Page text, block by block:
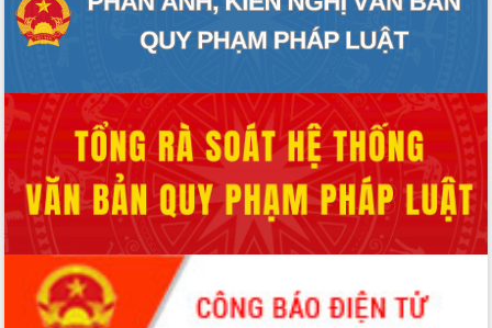
Họp báo thông tin về Hội nghị Công bố
Quy hoạch và Xúc tiến đầu tư tỉnh Đắk
giải ngân vốn khắc phục thiên tai
HĐND tỉnh thông qua điều chỉnh Quy
hoạch tỉnh thời kỳ 2021-2030
Hội thảo góp ý hồ sơ điều chỉnh quy
hoạch tỉnh Đắk Lắk thời kỳ 2021-2030,
tầm nhìn đến năm 2050
Nâng cao hiệu quả hoạt động của các
doanh nghiệp nhà nước
Hội nghị triển khai kết nối mạng